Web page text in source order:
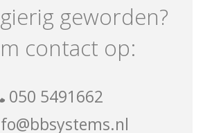
geworden?
contact op:
050 5491662